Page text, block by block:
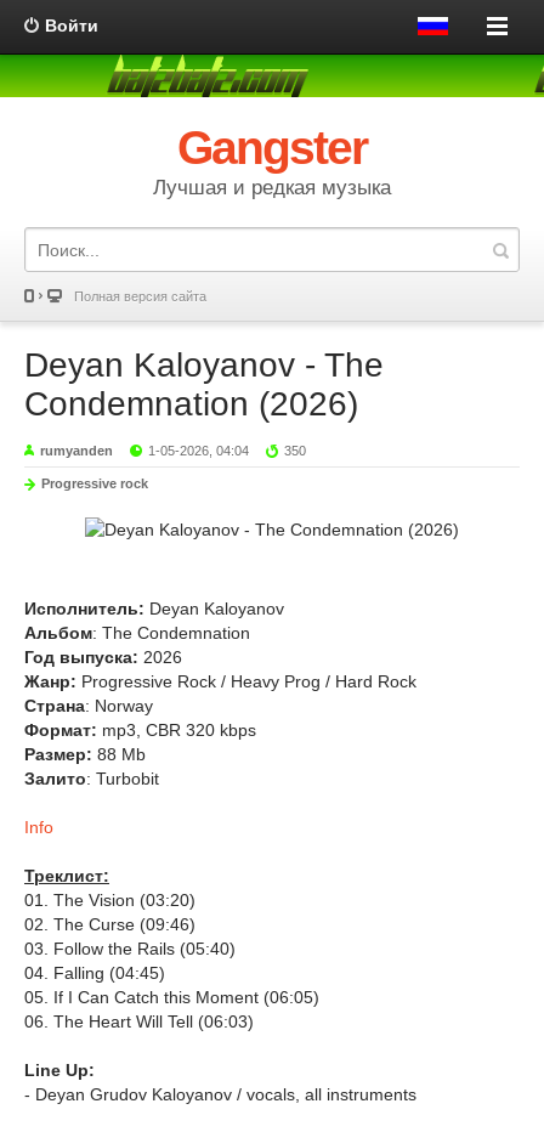
Войти
Gangster
Лучшая и редкая музыка
Полная версия сайта
Deyan Kaloyanov - The
Condemnation (2026)
rumyanden 1-05-2026, 04:04 350
Progressive rock
Исполнитель: Deyan Kaloyanov
Альбом: The Condemnation
Год выпуска: 2026
Жанр: Progressive Rock / Heavy Prog / Hard Rock
Страна: Norway
Формат: mp3, CBR 320 kbps
Размер: 88 Mb
Залито: Turbobit
Info
Треклист:
01. The Vision (03:20)
02. The Curse (09:46)
03. Follow the Rails (05:40)
04. Falling (04:45)
05. If I Can Catch this Moment (06:05)
06. The Heart Will Tell (06:03)
Line Up:
- Deyan Grudov Kaloyanov / vocals, all instruments